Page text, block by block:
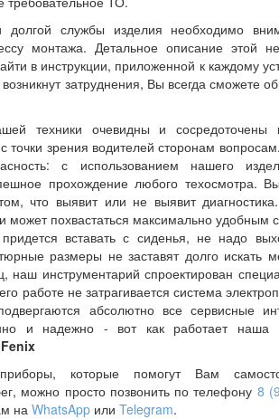
долгой службы изделия необходимо
монтажа. Детальное описание этой
в инструкции, приложенной к каждому
затруднения, Вы всегда сможете
техники очевидны и сосредоточены
точки зрения водителей сторонам
с использованием нашего
прохождение любого техосмотра.
что выявит или не выявит
может похвастаться максимально удобным
вставать с сиденья, не надо
размеры не заставят долго искать
наш инструментарий спроектирован
работе не затрагивается система
абсолютно все сервисные
и надежно - вот как работает наша
которые помогут Вам
можно просто позвонить по телефону 8
на WhatsApp или Telegram.